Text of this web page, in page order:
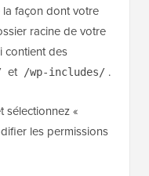
façon dont votre
racine de votre
contient des
et /wp-includes/ .
sélectionnez «
les permissions